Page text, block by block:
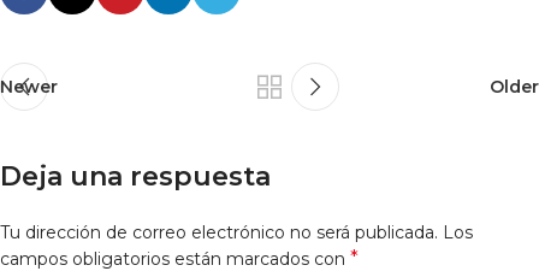
Newer Older
Deja una respuesta
Tu dirección de correo electrónico no será publicada. Los
campos obligatorios están marcados con *